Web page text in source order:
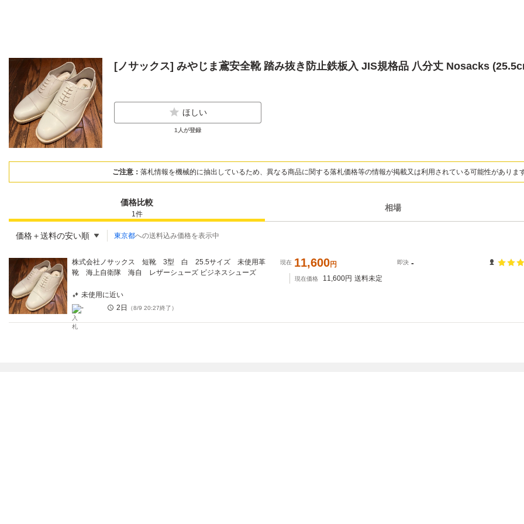
[ノサックス] みやじま鳶安全靴 踏み抜き防止鉄板入 JIS規格品 八分丈 Nosacks
ほしい
1 人が登録
ご注意： 落札情報を機械的に抽出しているため、異なる商品に関する落札価格等の情報が掲載又は利用されている可能性がありま
価格比較
1 件
相場
価格＋送料の安い順 東京都への送料込み価格を表示中
株式会社ノサックス 短靴 3型 白 25.5サイズ 未使用革
靴 海上自衛隊 海自 レザーシューズ ビジネスシューズ
現在 11,600円 即決 -
現在価格 11,600円 送料未定
未使用に近い
-
2日 （8/9 20:27終了）